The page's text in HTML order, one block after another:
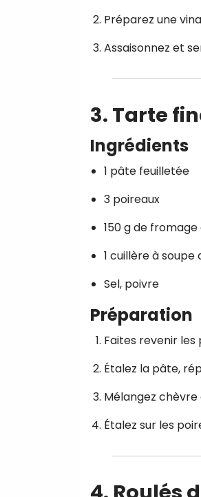
Préparez une
Assaisonnez et
3. Tarte
Ingrédients
1 pâte feuilletée
3 poireaux
150 g de
1 cuillère à
Sel, poivre
Préparation
Faites revenir les
Étalez la pâte,
Mélangez chèvre
Étalez sur les